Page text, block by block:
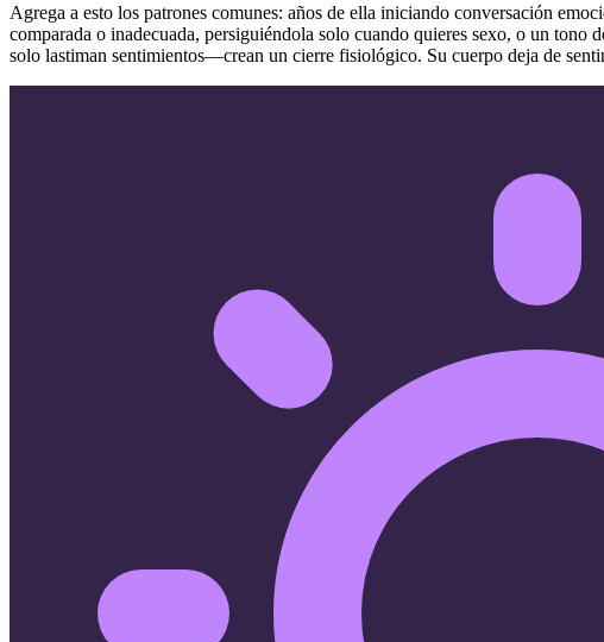
Agrega a esto los patrones comunes: años de ella iniciando conversación
comparada o inadecuada, persiguiéndola solo cuando quieres sexo, o un tono
solo lastiman sentimientos—crean un cierre fisiológico. Su cuerpo deja de